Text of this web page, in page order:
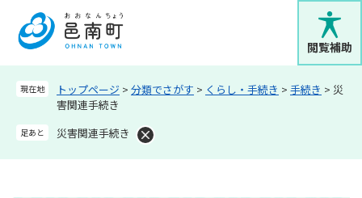
メニューを飛ばして本文へ
閲覧補助
現在地 トップページ > 分類でさがす > くらし・手続き > 手続き > 災
害関連手続き
足あと 災害関連手続き